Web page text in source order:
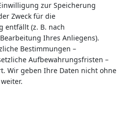
zur Speicherung
Zweck für die
entfällt (z. B. nach
Ihres Anliegens).
Bestimmungen –
Aufbewahrungsfristen –
Wir geben Ihre Daten nicht ohne